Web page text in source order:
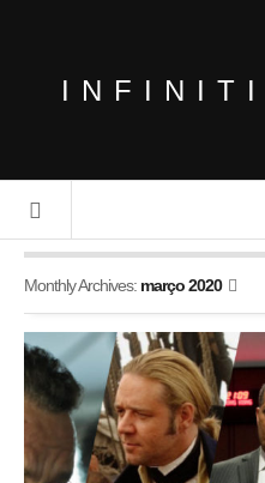
Monthly Archives: março 2020